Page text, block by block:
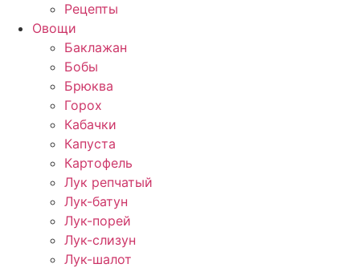
Рецепты
Овощи
Баклажан
Бобы
Брюква
Горох
Кабачки
Капуста
Картофель
Лук репчатый
Лук-батун
Лук-порей
Лук-слизун
Лук-шалот